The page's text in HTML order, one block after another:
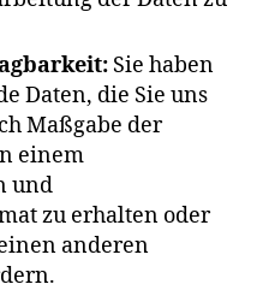
Sie haben
Daten, die Sie uns
Maßgabe der
einem
und
zu erhalten oder
anderen